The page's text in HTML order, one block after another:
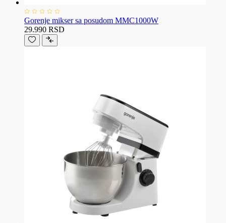
Gorenje mikser sa posudom MMC1000W
29.990 RSD